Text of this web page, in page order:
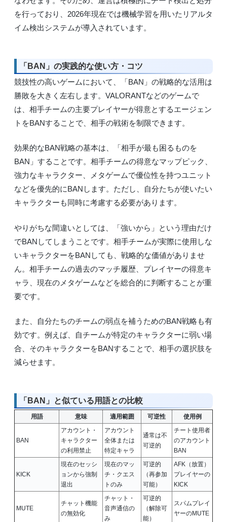
を行っており、2026年現在では機械学習を用いたリアルタ
イム検出システムが導入されています。
「BAN」の実践的な使い方・コツ
競技性の高いゲームにおいて、「BAN」の戦略的な活用は
勝敗を大きく左右します。VALORANTなどのゲームで
は、相手チームの主要プレイヤーが得意とするエージェン
トをBANすることで、相手の戦術を制限できます。
効果的なBAN戦略の基本は、「相手が最も困るものを
BAN」することです。相手チームの得意なマップピック、
強力なキャラクター、メタゲームで優位性を持つユニット
などを優先的にBANします。ただし、自分たちが使いたい
キャラクターも同時に考慮する必要があります。
やりがちな間違いとしては、「強いから」という理由だけ
でBANしてしまうことです。相手チームが実際に使用しな
いキャラクターをBANしても、戦略的な価値がありませ
ん。相手チームの過去のマッチ履歴、プレイヤーの得意キ
ャラ、現在のメタゲームなどを総合的に判断することが重
要です。
また、自分たちのチームの弱点を補うためのBAN戦略も有
効です。例えば、自チームが特定のキャラクターに弱い場
合、そのキャラクターをBANすることで、相手の選択肢を
減らせます。
「BAN」と似ている用語との比較
用語 意味 適用範囲 可逆性 使用例
BAN
アカウント・
キャラクター
の利用禁止
アカウント
全体または
特定キャラ
通常は不
可逆的
チート使用者
のアカウント
BAN
KICK
現在のセッシ
ョンから強制
退出
現在のマッ
チ・クエス
トのみ
可逆的
（再参加
可能）
AFK（放置）
プレイヤーの
KICK
MUTE
チャット機能
の無効化
チャット・
音声通信の
み
可逆的
（解除可
能）
スパムプレイ
ヤーのMUTE